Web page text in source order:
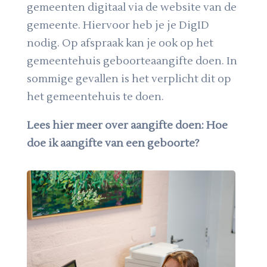
gemeenten digitaal via de website van de
gemeente. Hiervoor heb je je DigID
nodig. Op afspraak kan je ook op het
gemeentehuis geboorteaangifte doen. In
sommige gevallen is het verplicht dit op
het gemeentehuis te doen.
Lees hier meer over aangifte doen: Hoe
doe ik aangifte van een geboorte?